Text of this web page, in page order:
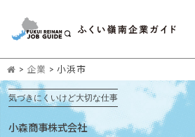
> 企業 > 小浜市
気づきにくいけど大切な仕事
小森商事株式会社